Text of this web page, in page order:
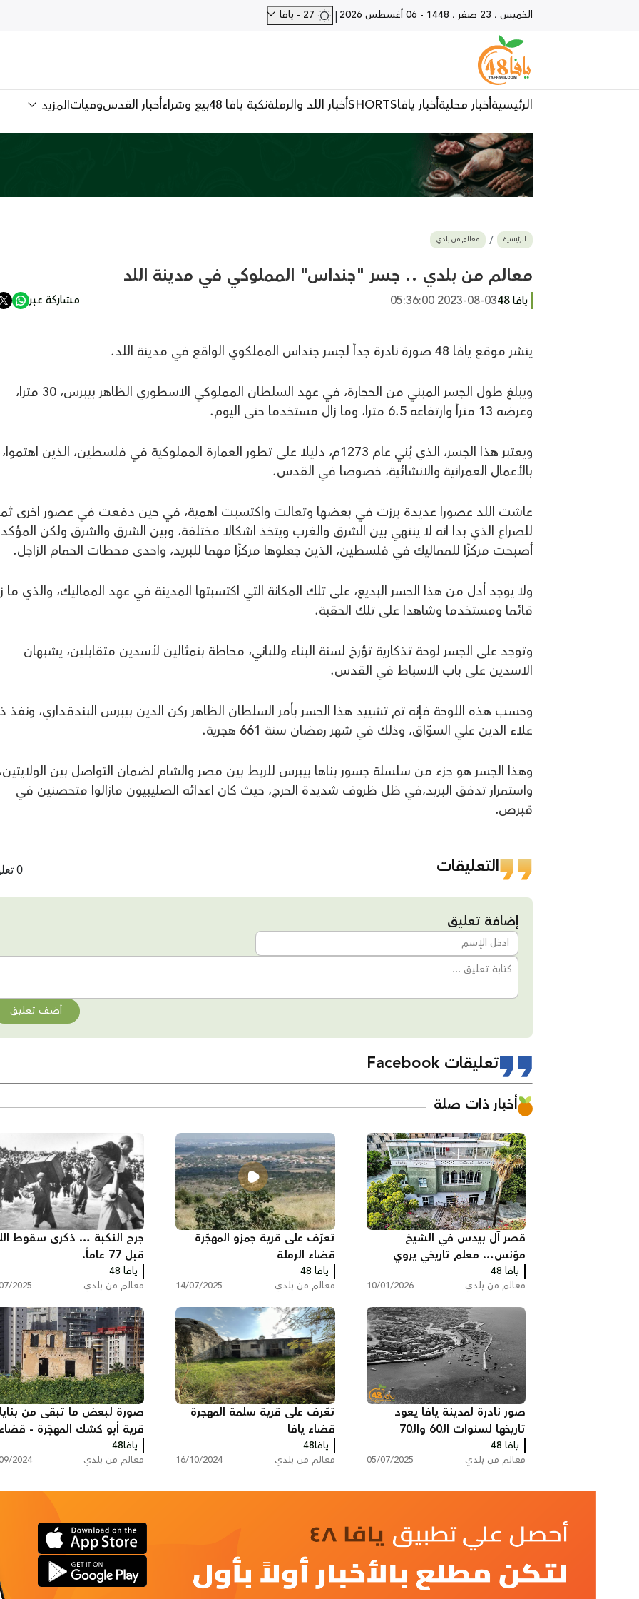
الخميس ، 23 صفر ، 1448 - 06 أغسطس 2026 |
الرئيسيةأخبار محليةأخبار يافاSHORTSأخبار اللد والرملةنكبة يافا 48 بيع وشراءأخبار القدسوفياتالمزيد
الرئيسية معالم من بلدي
معالم من بلدي .. جسر "جنداس" المملوكي في مدينة اللد
يافا 48 2023-08-03 05:36:00 مشاركة عبر
ينشر موقع يافا 48 صورة نادرة جداً لجسر جنداس المملكوي الواقع في مدينة اللد.
ويبلغ طول الجسر المبني من الحجارة، في عهد السلطان المملوكي الاسطوري الظاهر بيبرس، 30 مترا،
وعرضه 13 متراً وارتفاعه 6.5 مترا، وما زال مستخدما حتى اليوم.
ويعتبر هذا الجسر، الذي بُني عام 1273م، دليلا على تطور العمارة المملوكية في فلسطين، الذين اهتموا،
بالأعمال العمرانية والانشائية، خصوصا في القدس.
عاشت اللد عصورا عديدة برزت في بعضها وتعالت واكتسبت اهمية، في حين دفعت في عصور اخرى
للصراع الذي بدا انه لا ينتهي بين الشرق والغرب ويتخذ اشكالا مختلفة، وبين الشرق والشرق ولكن المؤكد
أصبحت مركزًا للمماليك في فلسطين، الذين جعلوها مركزًا مهما للبريد، واحدى محطات الحمام الزاجل.
ولا يوجد أدل من هذا الجسر البديع، على تلك المكانة التي اكتسبتها المدينة في عهد المماليك، والذي ما
قائما ومستخدما وشاهدا على تلك الحقبة.
وتوجد على الجسر لوحة تذكارية تؤرخ لسنة البناء وللباني، محاطة بتمثالين لأسدين متقابلين، يشبهان
الاسدين على باب الاسباط في القدس.
وحسب هذه اللوحة فإنه تم تشييد هذا الجسر بأمر السلطان الظاهر ركن الدين بيبرس البندقداري، ونفذ
علاء الدين علي السوّاق، وذلك في شهر رمضان سنة 661 هجرية.
وهذا الجسر هو جزء من سلسلة جسور بناها بيبرس للربط بين مصر والشام لضمان التواصل بين
واستمرار تدفق البريد،في ظل ظروف شديدة الحرج، حيث كان اعدائه الصليبيون مازالوا متحصنين في
قبرص.
التعليقات 0 تعليقات
إضافة تعليق
أضف تعليق
تعليقات Facebook
أخبار ذات صلة
قصر آل بيدس في الشيخ
موّنس… معلم تاريخي يروي
حكاية يافا المهجّرة
يافا 48
معالم من بلدي 10/01/2026
تعرّف على قرية جمزو المهجّرة
قضاء الرملة
يافا 48
معالم من بلدي 14/07/2025
جرح النكبة … ذكرى سقوط
قبل 77 عاماً.
يافا 48
معالم من بلدي 2025
صور نادرة لمدينة يافا يعود
تاريخها لسنوات الـ60 والـ70
يافا 48
معالم من بلدي 05/07/2025
تعّرف على قرية سلمة المهجرة
قضاء يافا
معالم من بلدي 16/10/2024
صورة لبعض ما تبقى من
قرية أبو كشك المهجّرة -
معالم من بلدي